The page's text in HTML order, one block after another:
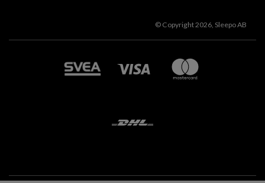
© Copyright 2026, Sleepo AB